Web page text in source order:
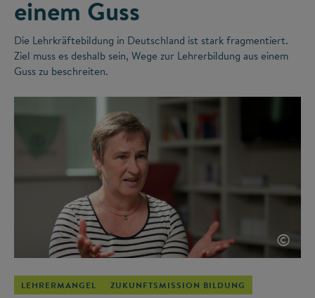
einem Guss
Die Lehrkräftebildung in Deutschland ist stark fragmentiert.
Ziel muss es deshalb sein, Wege zur Lehrerbildung aus einem
Guss zu beschreiten.
©
LEHRERMANGEL ZUKUNFTSMISSION BILDUNG